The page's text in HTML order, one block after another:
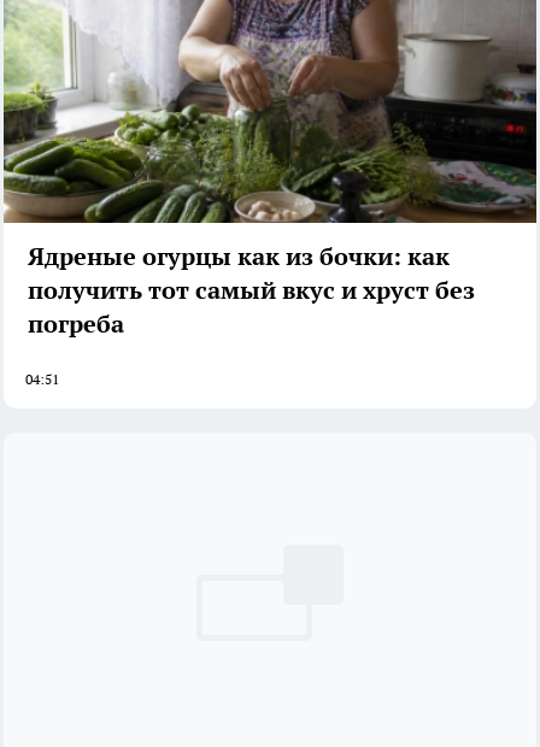
Ядреные огурцы как из бочки: как
получить тот самый вкус и хруст без
погреба
04:51